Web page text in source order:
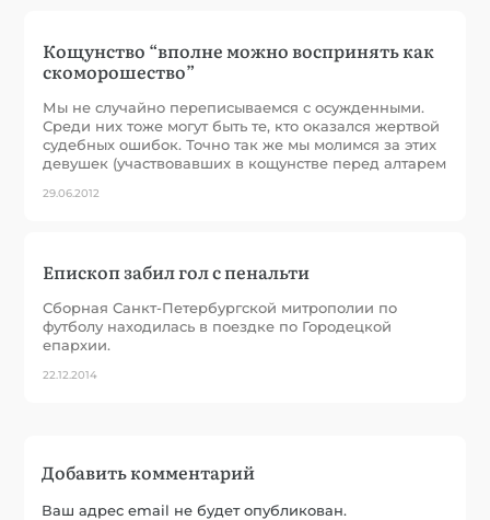
Кощунство “вполне можно воспринять как
скоморошество”
Мы не случайно переписываемся с осужденными.
Среди них тоже могут быть те, кто оказался жертвой
судебных ошибок. Точно так же мы молимся за этих
девушек (участвовавших в кощунстве перед алтарем
29.06.2012
Епископ забил гол с пенальти
Сборная Санкт-Петербургской митрополии по
футболу находилась в поездке по Городецкой
епархии.
22.12.2014
Добавить комментарий
Ваш адрес email не будет опубликован.